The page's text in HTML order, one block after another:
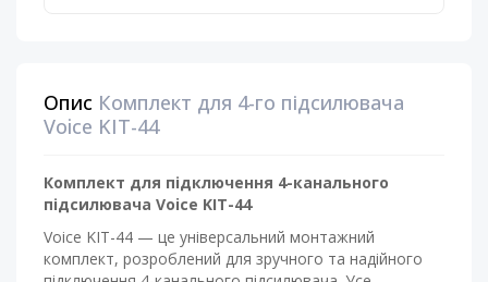
Опис Комплект для 4-го підсилювача
Voice KIT-44
Комплект для підключення 4-канального
підсилювача Voice KIT-44
Voice KIT-44 — це універсальний монтажний
комплект, розроблений для зручного та надійного